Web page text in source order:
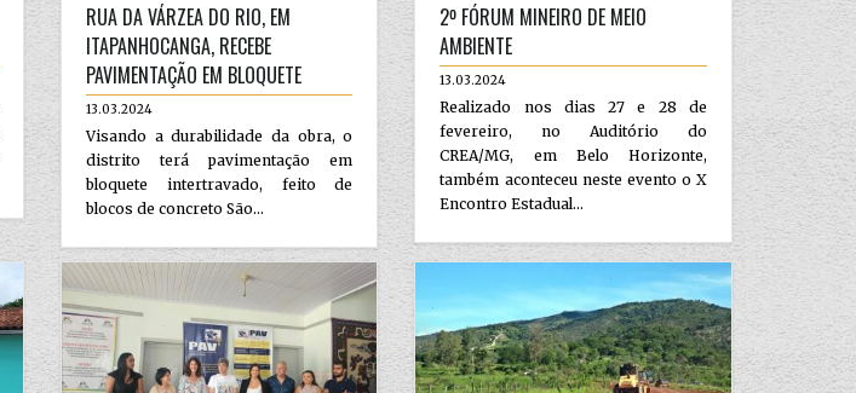
RUA DA VÁRZEA DO RIO, EM
ITAPANHOCANGA, RECEBE
PAVIMENTAÇÃO EM BLOQUETE
13.03.2024
Visando a durabilidade da obra, o
distrito terá pavimentação em
bloquete intertravado, feito de
blocos de concreto São...
2º FÓRUM MINEIRO DE MEIO
AMBIENTE
13.03.2024
Realizado nos dias 27 e 28 de
fevereiro, no Auditório do
CREA/MG, em Belo Horizonte,
também aconteceu neste evento o X
Encontro Estadual...